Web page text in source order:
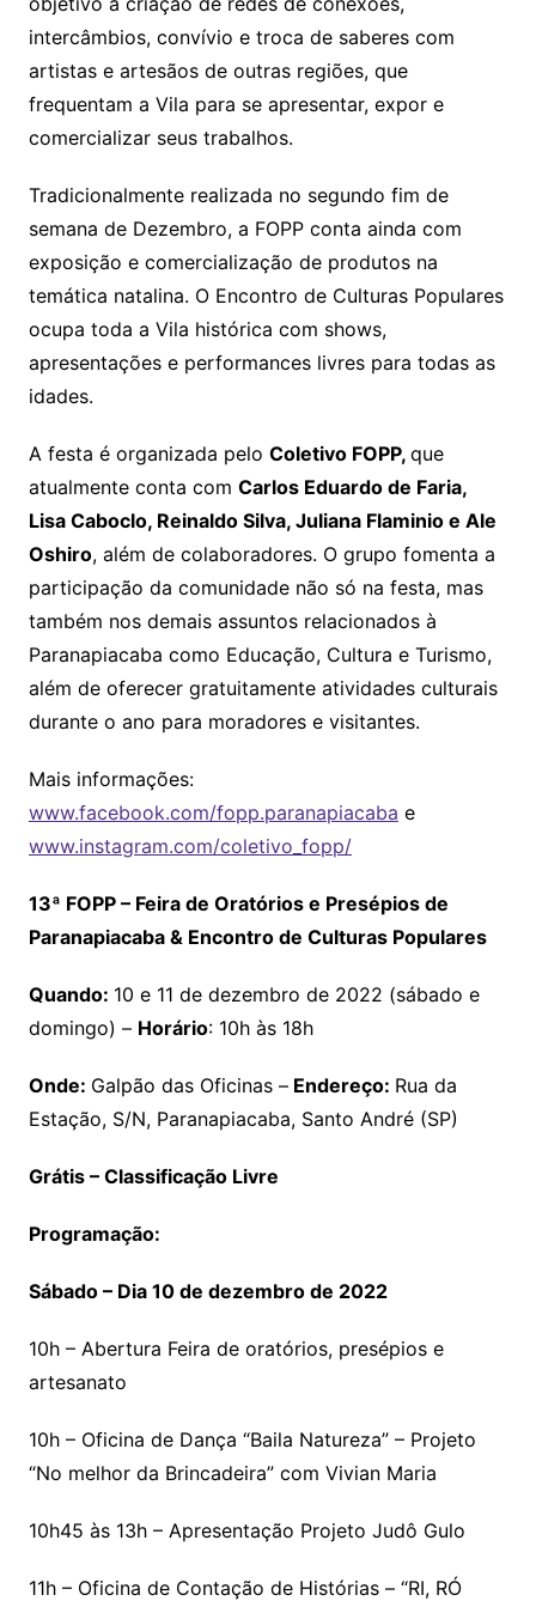
intercâmbios, convívio e troca de saberes com
artistas e artesãos de outras regiões, que
frequentam a Vila para se apresentar, expor e
comercializar seus trabalhos.
Tradicionalmente realizada no segundo fim de
semana de Dezembro, a FOPP conta ainda com
exposição e comercialização de produtos na
temática natalina. O Encontro de Culturas Populares
ocupa toda a Vila histórica com shows,
apresentações e performances livres para todas as
idades.
A festa é organizada pelo Coletivo FOPP, que
atualmente conta com Carlos Eduardo de Faria,
Lisa Caboclo, Reinaldo Silva, Juliana Flaminio e Ale
Oshiro, além de colaboradores. O grupo fomenta a
participação da comunidade não só na festa, mas
também nos demais assuntos relacionados à
Paranapiacaba como Educação, Cultura e Turismo,
além de oferecer gratuitamente atividades culturais
durante o ano para moradores e visitantes.
Mais informações:
www.facebook.com/fopp.paranapiacaba e
www.instagram.com/coletivo_fopp/
13ª FOPP – Feira de Oratórios e Presépios de
Paranapiacaba & Encontro de Culturas Populares
Quando: 10 e 11 de dezembro de 2022 (sábado e
domingo) – Horário: 10h às 18h
Onde: Galpão das Oficinas –Endereço: Rua da
Estação, S/N, Paranapiacaba, Santo André (SP)
Grátis – Classificação Livre
Programação:
Sábado – Dia 10 de dezembro de 2022
10h – Abertura Feira de oratórios, presépios e
artesanato
10h – Oficina de Dança “Baila Natureza” – Projeto
“No melhor da Brincadeira” com Vivian Maria
10h45 às 13h – Apresentação Projeto Judô Gulo
11h – Oficina de Contação de Histórias – “RI, RÓ